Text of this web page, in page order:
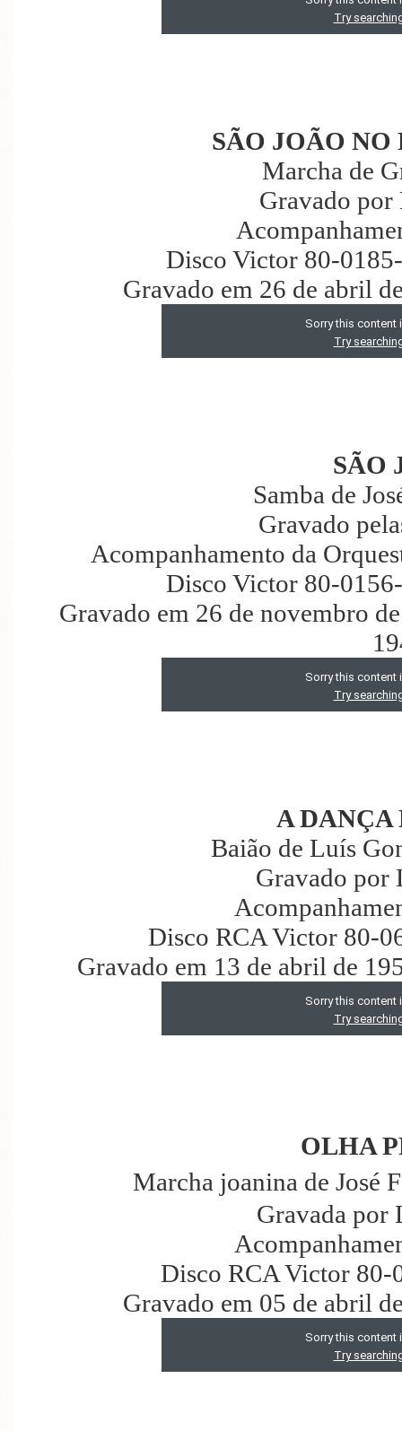
SÃO JOÃO NO
Marcha de
Gravado por
Disco Victor 80-
Gravado em 26 de abril
SÃO
Samba de
Gravado
Acompanhamento da
Disco Victor 80-
Gravado em 26 de novembro
A DANÇA
Baião de Luís
Gravado por
Disco RCA Victor 80-
Gravado em 13 de abril de
OLHA
Marcha joanina de José
Gravada por
Disco RCA Victor 80-
Gravado em 05 de abril